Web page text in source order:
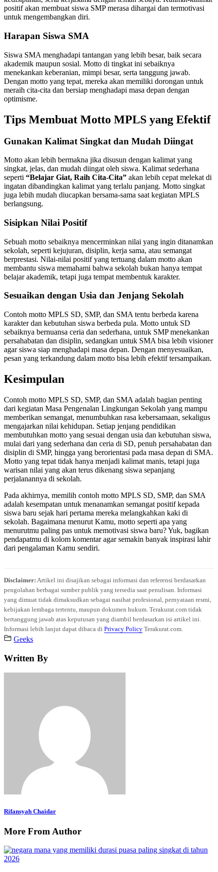
positif akan membuat siswa SMP merasa dihargai dan termotivasi
untuk mengembangkan diri.
Harapan Siswa SMA
Siswa SMA menghadapi tantangan yang lebih besar, baik secara
akademik maupun sosial. Motto di tingkat ini sebaiknya
menekankan keberanian, mimpi besar, serta tanggung jawab.
Dengan motto yang tepat, mereka akan memiliki dorongan untuk
meraih cita-cita dan bersiap menghadapi masa depan dengan
optimisme.
Tips Membuat Motto MPLS yang Efektif
Gunakan Kalimat Singkat dan Mudah Diingat
Motto akan lebih bermakna jika disusun dengan kalimat yang
singkat, jelas, dan mudah diingat oleh siswa. Kalimat sederhana
seperti “Belajar Giat, Raih Cita-Cita” akan lebih cepat melekat di
ingatan dibandingkan kalimat yang terlalu panjang. Motto singkat
juga lebih mudah diucapkan bersama-sama saat kegiatan MPLS
berlangsung.
Sisipkan Nilai Positif
Sebuah motto sebaiknya mencerminkan nilai yang ingin ditanamkan
sekolah, seperti kejujuran, disiplin, kerja sama, atau semangat
berprestasi. Nilai-nilai positif yang tertuang dalam motto akan
membantu siswa memahami bahwa sekolah bukan hanya tempat
belajar akademik, tetapi juga tempat membentuk karakter.
Sesuaikan dengan Usia dan Jenjang Sekolah
Contoh motto MPLS SD, SMP, dan SMA tentu berbeda karena
karakter dan kebutuhan siswa berbeda pula. Motto untuk SD
sebaiknya bernuansa ceria dan sederhana, untuk SMP menekankan
persahabatan dan disiplin, sedangkan untuk SMA bisa lebih visioner
agar siswa siap menghadapi masa depan. Dengan menyesuaikan,
pesan yang terkandung dalam motto bisa lebih efektif tersampaikan.
Kesimpulan
Contoh motto MPLS SD, SMP, dan SMA adalah bagian penting
dari kegiatan Masa Pengenalan Lingkungan Sekolah yang mampu
memberikan semangat, menumbuhkan rasa kebersamaan, sekaligus
mengajarkan nilai kehidupan. Setiap jenjang pendidikan
membutuhkan motto yang sesuai dengan usia dan kebutuhan siswa,
mulai dari yang sederhana dan ceria di SD, penuh persahabatan dan
disiplin di SMP, hingga yang berorientasi pada masa depan di SMA.
Motto yang tepat tidak hanya menjadi kalimat manis, tetapi juga
warisan nilai yang akan terus dikenang siswa sepanjang
perjalanannya di sekolah.
Pada akhirnya, memilih contoh motto MPLS SD, SMP, dan SMA
adalah kesempatan untuk menanamkan semangat positif kepada
siswa baru sejak hari pertama mereka melangkahkan kaki di
sekolah. Bagaimana menurut Kamu, motto seperti apa yang
menurutmu paling pas untuk memotivasi siswa baru? Yuk, bagikan
pendapatmu di kolom komentar agar semakin banyak inspirasi lahir
dari pengalaman Kamu sendiri.
Disclaimer: Artikel ini disajikan sebagai informasi dan referensi berdasarkan
pengolahan berbagai sumber publik yang tersedia saat penulisan. Informasi
yang dimuat tidak dimaksudkan sebagai nasihat profesional, pernyataan resmi,
kebijakan lembaga tertentu, maupun dokumen hukum. Terakurat.com tidak
bertanggung jawab atas keputusan yang diambil berdasarkan isi artikel ini.
Informasi lebih lanjut dapat dibaca di Privacy Policy Terakurat.com.
Geeks
Written By
Rifansyah Chaidar
More From Author